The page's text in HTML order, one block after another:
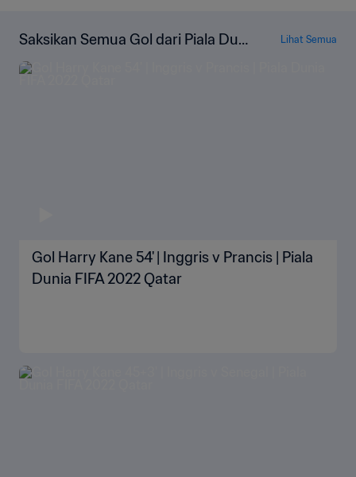
Saksikan Semua Gol dari Piala Duni
a FIFA Qatar 2022
Lihat Semua
Gol Harry Kane 54' | Inggris v Prancis | Piala
Dunia FIFA 2022 Qatar